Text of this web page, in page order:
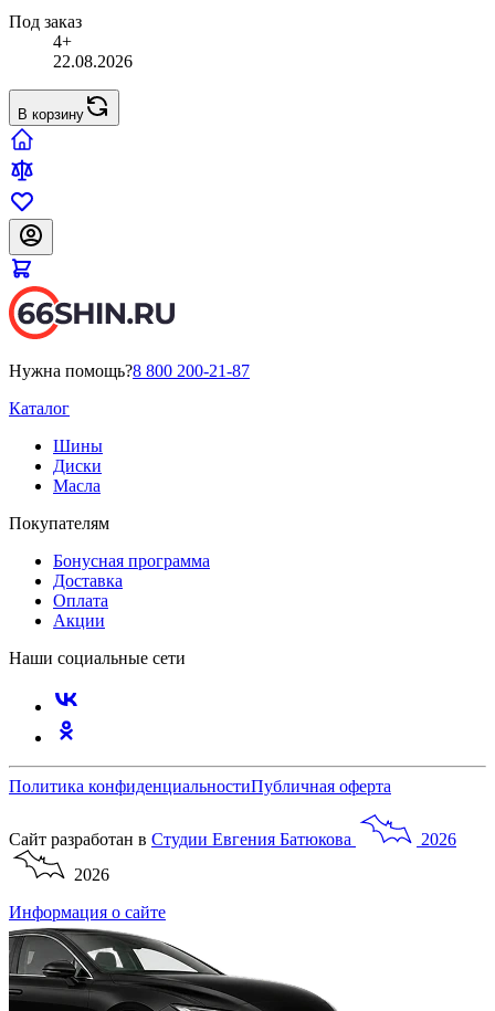
Под заказ
4+
22.08.2026
В корзину
Нужна помощь?8 800 200-21-87
Каталог
Шины
Диски
Масла
Покупателям
Бонусная программа
Доставка
Оплата
Акции
Наши социальные сети
Политика конфиденциальностиПубличная оферта
Сайт разработан в Студии Евгения Батюкова
2026
2026
Информация о сайте